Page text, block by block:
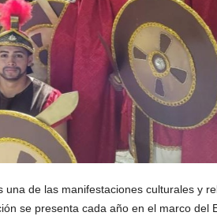
de las manifestaciones culturales y
se presenta cada año en el marco del